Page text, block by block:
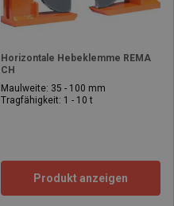
Horizontale Hebeklemme REMA
CH
Maulweite: 35 - 100 mm
Tragfähigkeit: 1 - 10 t
Produkt anzeigen